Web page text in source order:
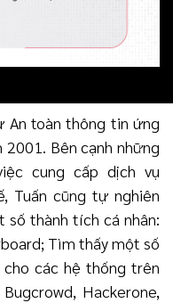
tên tuổi Việt Nam ra
lỗ hổng bảo mật của
hạn”.
An toàn thông tin ứng
Bên cạnh những
cung cấp dịch vụ
Tuấn cũng tự nghiên
thành tích cá nhân:
Tìm thấy một số
các hệ thống trên
Hackerone,